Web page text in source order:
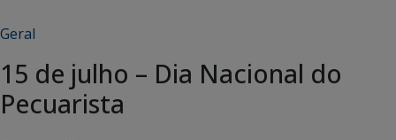
Geral
15 de julho – Dia Nacional do
Pecuarista